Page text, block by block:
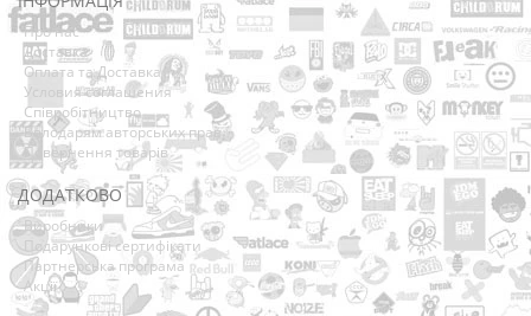
Про нас
Доставка
Оплата та Доставка
Условия соглашения
Співробітництво
Володарям авторських прав
Повернення товарів
ДОДАТКОВО
Виробники
Подарункові сертифікати
Партнерська програма
Акції